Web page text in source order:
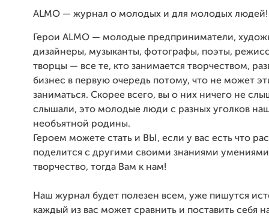
ALMO — журнал о молодых и для молодых людей!
Герои ALMO — молодые предприниматели,
дизайнеры, музыканты, фотографы, поэты,
творцы — все те, кто занимается творчеством,
бизнес в первую очередь потому, что не может
заниматься. Скорее всего, вы о них ничего не
слышали, это молодые люди с разных уголков
необъятной родины.
Героем можете стать и ВЫ, если у вас есть что
поделится с другими своими знаниями
творчество, тогда Вам к нам!
Наш журнал будет полезен всем, уже пишутся
каждый из вас может сравнить и поставить себя